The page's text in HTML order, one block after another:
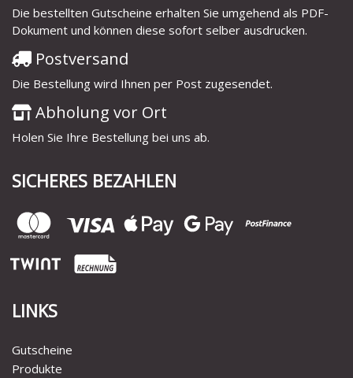
Die bestellten Gutscheine erhalten Sie umgehend als PDF-
Dokument und können diese sofort selber ausdrucken.
Postversand
Die Bestellung wird Ihnen per Post zugesendet.
Abholung vor Ort
Holen Sie Ihre Bestellung bei uns ab.
SICHERES BEZAHLEN
LINKS
Gutscheine
Produkte